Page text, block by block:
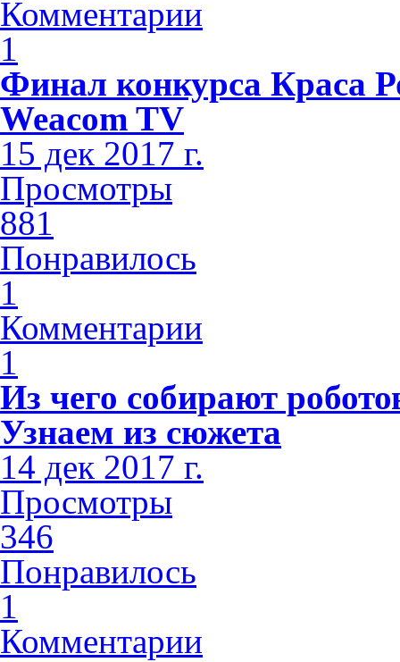
Комментарии
1
Финал конкурса Краса
Weacom TV
15 дек 2017 г.
Просмотры
881
Понравилось
1
Комментарии
1
Из чего собирают
Узнаем из сюжета
14 дек 2017 г.
Просмотры
346
Понравилось
1
Комментарии